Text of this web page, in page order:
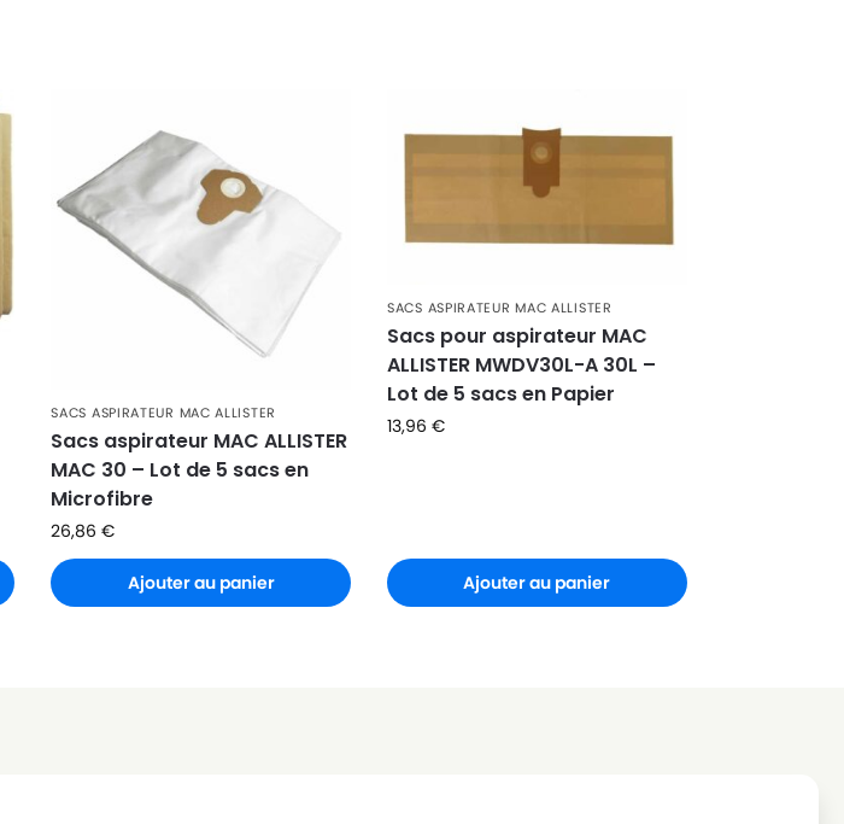
SACS ASPIRATEUR MAC ALLISTER
Sacs aspirateur MAC ALLISTER
MAC 30 – Lot de 5 sacs en
Microfibre
26,86€
Ajouter au panier
SACS ASPIRATEUR MAC ALLISTER
Sacs pour aspirateur MAC
ALLISTER MWDV30L-A 30L –
Lot de 5 sacs en Papier
13,96€
Ajouter au panier